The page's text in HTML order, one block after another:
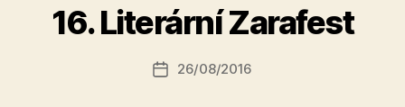
16. Literární Zarafest
Autor
příspěvku
t
o
a
Datum
26/08/2016